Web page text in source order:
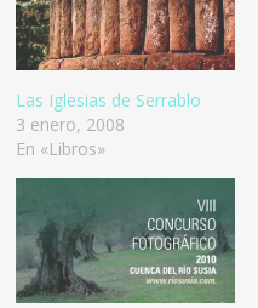
Las Iglesias de Serrablo
3 enero, 2008
En «Libros»